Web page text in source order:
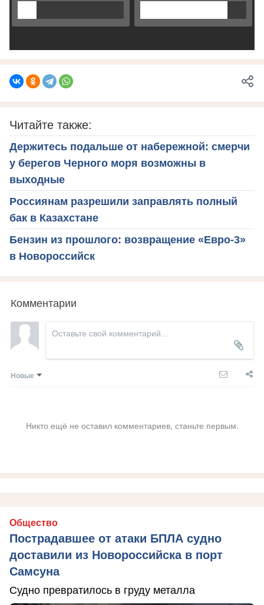
Читайте также:
Держитесь подальше от набережной: смерчи
у берегов Черного моря возможны в
выходные
Россиянам разрешили заправлять полный
бак в Казахстане
Бензин из прошлого: возвращение «Евро-3»
в Новороссийск
Комментарии
Новые
Никто ещё не оставил комментариев, станьте первым.
Общество
Пострадавшее от атаки БПЛА судно
доставили из Новороссийска в порт
Самсуна
Судно превратилось в груду металла